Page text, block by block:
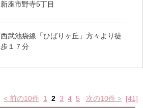
新座市野寺5丁目
西武池袋線「ひばりヶ丘」方々より徒
歩１７分
< 前の10件 1 2 3 4 5 次の10件 > [41]